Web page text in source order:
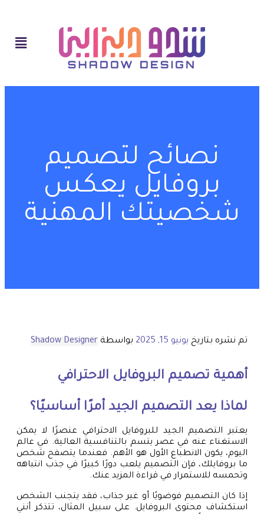
نصائح لتصميم
بروفايل يعكس
شخصيتك المهنية
تم نشره بتاريخ يونيو 15, 2025 بواسطة Shadow Designer
أهمية تصميم البروفايل الاحترافي
لماذا يعد التصميم الجيد أمرًا أساسيًا؟
يعتبر التصميم الجيد للبروفايل الاحترافي عنصرًا لا يمكن
الاستغناء عنه في عصر يتسم بالتنافسية العالية. في عالم
اليوم، يكون الانطباع الأول هو الأهم. فعندما يتصفح شخص
ما بروفايلك، فإن التصميم يلعب دورًا كبيرًا في جذب انتباهه
وتحمسه للاستمرار في قراءة المزيد عنك.
إذا كان التصميم فوضويًا أو غير جذاب، فقد يتجنب الشخص
استكشاف محتوى البروفايل. على سبيل المثال، تتذكر أنني